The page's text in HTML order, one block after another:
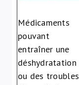
Médicaments
pouvant
entraîner une
déshydratation
ou des troubles